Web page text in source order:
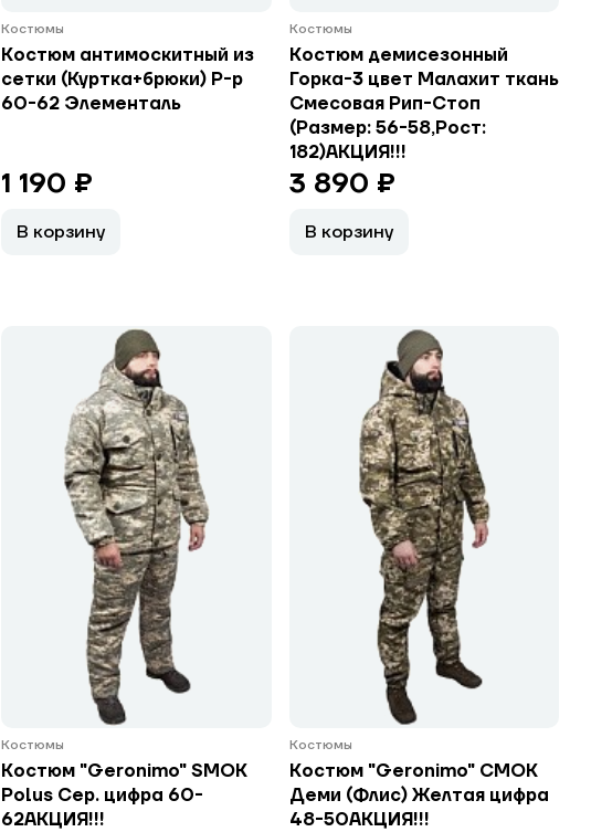
Костюмы
Костюм антимоскитный из
сетки (Куртка+брюки) Р-р
60-62 Элементаль
1 190 ₽
В корзину
Костюмы
Костюм демисезонный
Горка-3 цвет Малахит ткань
Смесовая Рип-Стоп
(Размер: 56-58,Рост:
182)АКЦИЯ!!!
3 890 ₽
В корзину
Костюмы
Костюм "Geronimo" SMOK
Polus Сер. цифра 60-
62АКЦИЯ!!!
Костюмы
Костюм "Geronimo" СМОК
Деми (Флис) Желтая цифра
48-50АКЦИЯ!!!